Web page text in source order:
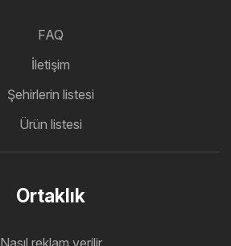
FAQ
İletişim
Şehirlerin listesi
Ürün listesi
Ortaklık
Nasıl reklam verilir